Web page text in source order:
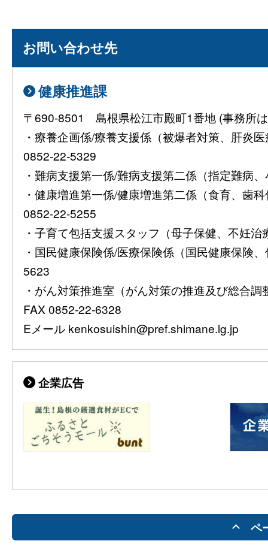
お問い合わせ先
健康推進課
〒690-8501 島根県松江市殿町1番地 (事務所
・療養企画係/療養支援係（被爆者対策、肝炎
0852-22-5329
・難病支援第一係/難病支援第二係（指定難病
・健康増進第一係/健康増進第二係（食育、歯
0852-22-5255
・子育て包括支援スタッフ（母子保健、不妊
・国民健康保険係/医療保険係（国民健康保険
5623
・がん対策推進室（がん対策の推進及び総合
FAX 0852-22-6328
Eメール kenkosuishin@pref.shimane.lg.jp
企業広告
ペ